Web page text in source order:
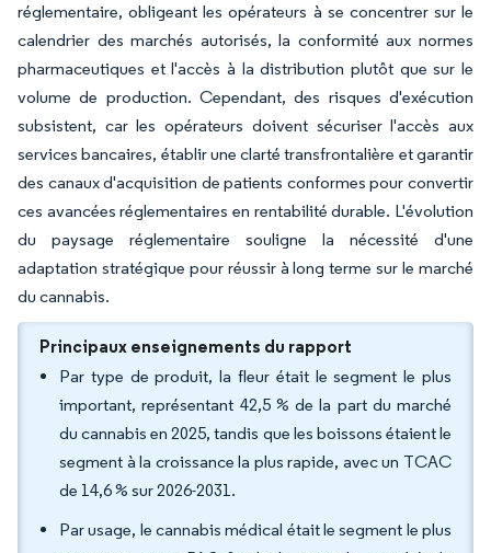
réglementaire, obligeant les opérateurs à se concentrer sur le
calendrier des marchés autorisés, la conformité aux normes
pharmaceutiques et l'accès à la distribution plutôt que sur le
volume de production. Cependant, des risques d'exécution
subsistent, car les opérateurs doivent sécuriser l'accès aux
services bancaires, établir une clarté transfrontalière et garantir
des canaux d'acquisition de patients conformes pour convertir
ces avancées réglementaires en rentabilité durable. L'évolution
du paysage réglementaire souligne la nécessité d'une
adaptation stratégique pour réussir à long terme sur le marché
du cannabis.
Principaux enseignements du rapport
Par type de produit, la fleur était le segment le plus
important, représentant 42,5 % de la part du marché
du cannabis en 2025, tandis que les boissons étaient le
segment à la croissance la plus rapide, avec un TCAC
de 14,6 % sur 2026-2031.
Par usage, le cannabis médical était le segment le plus